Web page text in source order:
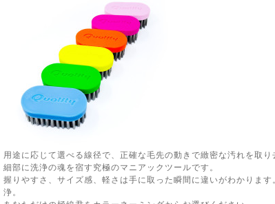
用途に応じて選べる線径で、正確な毛先の動きで緻密な汚れを取り
細部に洗浄の魂を宿す究極のマニアックツールです。
握りやすさ、サイズ感、軽さは手に取った瞬間に違いがわかりま
浄。